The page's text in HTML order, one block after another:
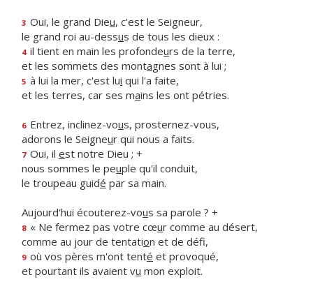
3 Oui, le grand Dieu, c'est le Seigneur,
le grand roi au-dessus de tous les dieux :
4 il tient en main les profondeurs de la terre,
et les sommets des montagnes sont à lui ;
5 à lui la mer, c'est lui qui l'a faite,
et les terres, car ses mains les ont pétries.
6 Entrez, inclinez-vous, prosternez-vous,
adorons le Seigneur qui nous a faits.
7 Oui, il est notre Dieu ; +
nous sommes le peuple qu'il conduit,
le troupeau guidé par sa main.
Aujourd'hui écouterez-vous sa parole ? +
8 « Ne fermez pas votre cœur comme au désert,
comme au jour de tentation et de défi,
9 où vos pères m'ont tenté et provoqué,
et pourtant ils avaient vu mon exploit.